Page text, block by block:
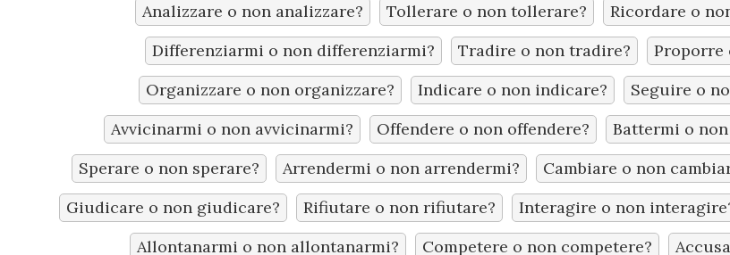
Analizzare o non analizzare?
Tollerare o non tollerare? Ricordare o
Differenziarmi o non differenziarmi?
Tradire o non tradire? Proporre
Organizzare o non organizzare?
Indicare o non indicare? Seguire o
Avvicinarmi o non avvicinarmi?
Offendere o non offendere? Battermi o
Sperare o non sperare?
Arrendermi o non arrendermi? Cambiare o non
Giudicare o non giudicare?
Rifiutare o non rifiutare? Interagire o non
Allontanarmi o non allontanarmi?
Competere o non competere?